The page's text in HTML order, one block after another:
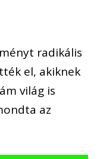
radikális
el, akiknek
világ is
az